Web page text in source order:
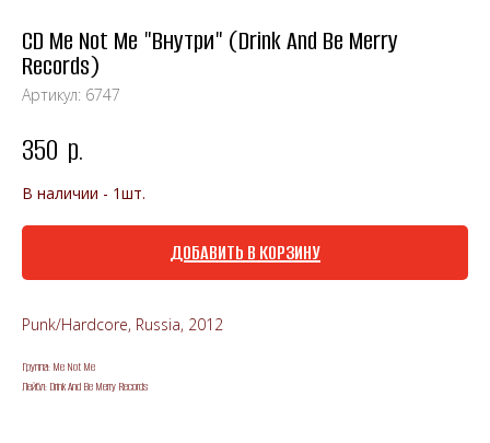
CD Me Not Me "Внутри" (Drink And Be Merry
Records)
Артикул: 6747
350 р.
В наличии - 1шт.
ДОБАВИТЬ В КОРЗИНУ
Punk/Hardcore, Russia, 2012
Группа: Me Not Me
Лейбл: Drink And Be Merry Records